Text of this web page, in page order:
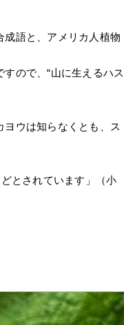
成語と、アメリカ人植物
ので、“山に生えるハス
ウは知らなくとも、ス
とされています」（小